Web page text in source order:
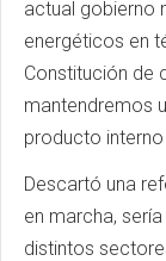
actual gobierno
energéticos en
Constitución de
mantendremos
producto interno
Descartó una
en marcha,
distintos